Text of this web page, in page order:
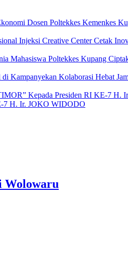
Dosen Poltekkes Kemenkes
Injeksi Creative Center Cetak
Mahasiswa Poltekkes Kupang
Kolaborasi Hebat
7 H. Ir. JOKO WIDODO
Wolowaru